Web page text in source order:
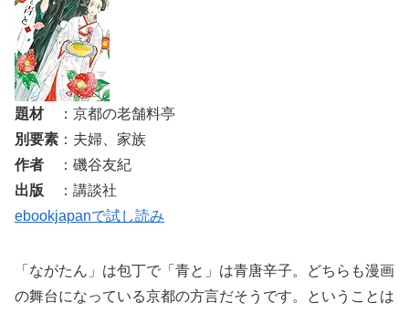
題材
：京都の老舗料亭
別要素 ：夫婦、家族
作者
：磯谷友紀
出版
：講談社
ebookjapanで試し読み
「ながたん」は包丁で「青と」は青唐辛子。どちらも漫画
の舞台になっている京都の方言だそうです。ということは